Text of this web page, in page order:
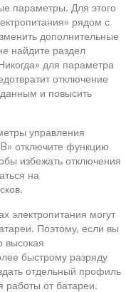
параметры. Для этого
рядом с
дополнительные
найдите раздел
для параметра
отключение
данным и повысить
управления
отключите функцию
избежать отключения
на
электропитания могут
Поэтому, если вы
высокая
быстрому разряду
отдельный профиль
работы от батареи.